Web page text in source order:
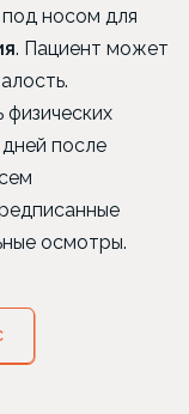
под носом для
. Пациент может
физических
после
осмотры.